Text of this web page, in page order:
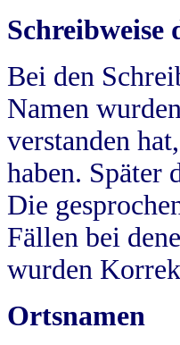
Schreibweise
Bei den
Namen
verstanden
haben. Später
Die
Fällen bei
wurden
Ortsnamen